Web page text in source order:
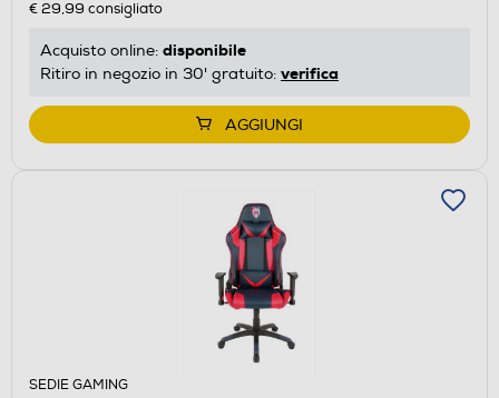
€ 29,99 consigliato
Acquisto online: disponibile
Ritiro in negozio in 30' gratuito: verifica
AGGIUNGI
SEDIE GAMING